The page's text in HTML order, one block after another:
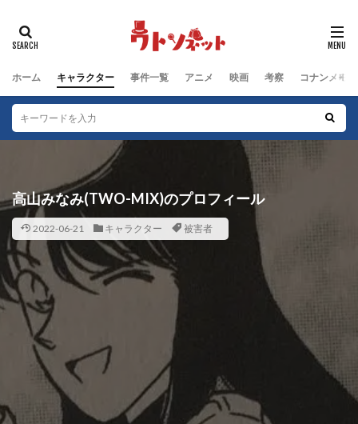
ホーム キャラクター 事件一覧 アニメ 映画 考察 コナンメモ
高山みなみ(TWO-MIX)のプロフィール
2022-06-21 キャラクター 被害者
タグ
江戸川コナン編
被害者
群馬県警編 男性キャラクター
犯人
沖野ヨーコ編
毛利小五郎編
女性キャラクター
服部平次編
子どもキャラクター
黒の組織
検索